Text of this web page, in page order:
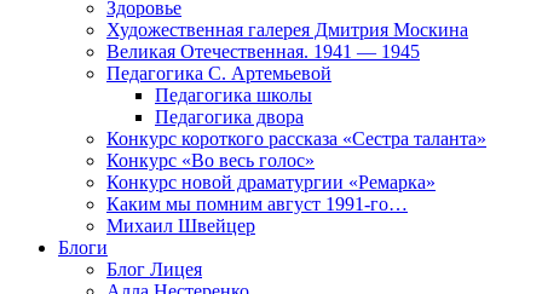
Здоровье
Художественная галерея Дмитрия Москина
Великая Отечественная. 1941 — 1945
Педагогика С. Артемьевой
Педагогика школы
Педагогика двора
Конкурс короткого рассказа «Сестра таланта»
Конкурс «Во весь голос»
Конкурс новой драматургии «Ремарка»
Каким мы помним август 1991-го…
Михаил Швейцер
Блоги
Блог Лицея